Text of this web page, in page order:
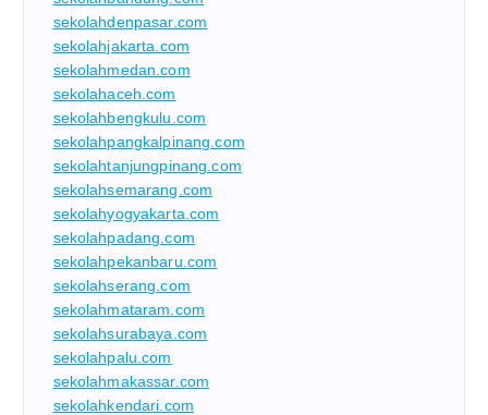
sekolahdenpasar.com
sekolahjakarta.com
sekolahmedan.com
sekolahaceh.com
sekolahbengkulu.com
sekolahpangkalpinang.com
sekolahtanjungpinang.com
sekolahsemarang.com
sekolahyogyakarta.com
sekolahpadang.com
sekolahpekanbaru.com
sekolahserang.com
sekolahmataram.com
sekolahsurabaya.com
sekolahpalu.com
sekolahmakassar.com
sekolahkendari.com